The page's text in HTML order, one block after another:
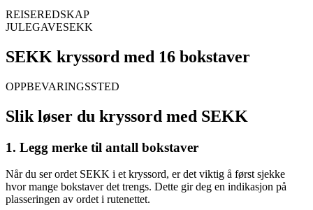
REISEREDSKAP
JULEGAVESEKK
SEKK kryssord med 16 bokstaver
OPPBEVARINGSSTED
Slik løser du kryssord med SEKK
1. Legg merke til antall bokstaver
Når du ser ordet SEKK i et kryssord, er det viktig å først sjekke
hvor mange bokstaver det trengs. Dette gir deg en indikasjon på
plasseringen av ordet i rutenettet.